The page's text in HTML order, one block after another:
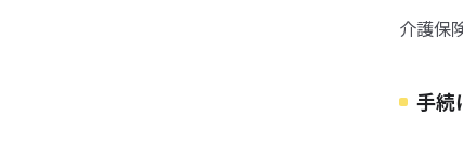
介護保
手続